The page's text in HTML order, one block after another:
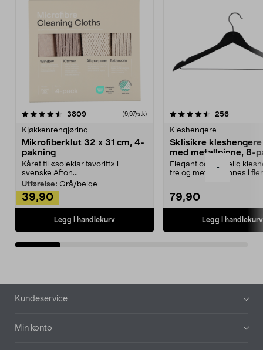
-
3809anmeldelser(9,97/stk)
Kjøkkenrengjøring
Mikrofiberklut 32 x 31 cm, 4-
pakning
Kåret til «soleklar favoritt» i
svenske Afton...
Utførelse: Grå/beige
39,90
Legg i handlekurv
4.5av 5 stjerner 256
Kleshengere
Sklisikre
med metallpinne, 8-
Elegant og skikkelig
tre og metall – finnes i
79,90
Legg i handlekurv
4.5av 5 stjerner
Bunntekst
Kundeservice
Min konto